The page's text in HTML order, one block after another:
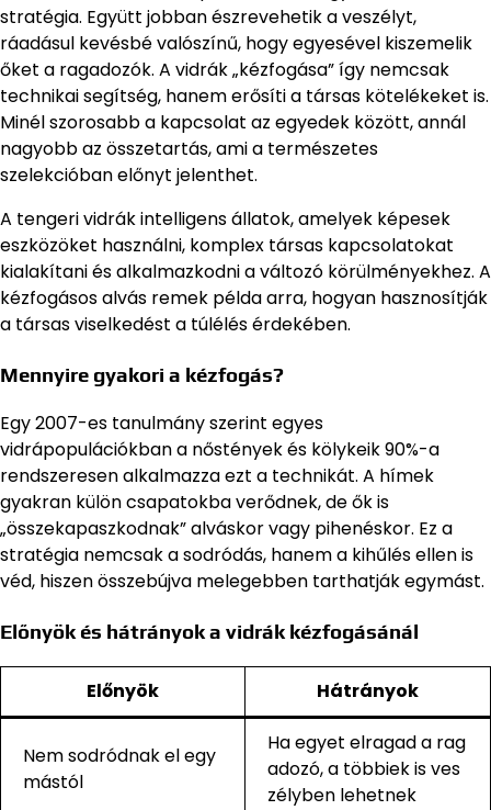
stratégia. Együtt jobban észrevehetik a veszélyt,
ráadásul kevésbé valószínű, hogy egyesével kiszemelik
őket a ragadozók. A vidrák „kézfogása” így nemcsak
technikai segítség, hanem erősíti a társas kötelékeket is.
Minél szorosabb a kapcsolat az egyedek között, annál
nagyobb az összetartás, ami a természetes
szelekcióban előnyt jelenthet.
A tengeri vidrák intelligens állatok, amelyek képesek
eszközöket használni, komplex társas kapcsolatokat
kialakítani és alkalmazkodni a változó körülményekhez. A
kézfogásos alvás remek példa arra, hogyan hasznosítják
a társas viselkedést a túlélés érdekében.
Mennyire gyakori a kézfogás?
Egy 2007-es tanulmány szerint egyes
vidrápopulációkban a nőstények és kölykeik 90%-a
rendszeresen alkalmazza ezt a technikát. A hímek
gyakran külön csapatokba verődnek, de ők is
„összekapaszkodnak” alváskor vagy pihenéskor. Ez a
stratégia nemcsak a sodródás, hanem a kihűlés ellen is
véd, hiszen összebújva melegebben tarthatják egymást.
Előnyök és hátrányok a vidrák kézfogásánál
Előnyök Hátrányok
Nem sodródnak el egy
mástól
Ha egyet elragad a rag
adozó, a többiek is ves
zélyben lehetnek